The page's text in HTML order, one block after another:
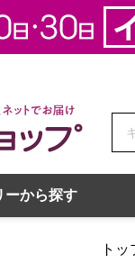
お届け イオンシ
ーから探す
トッ